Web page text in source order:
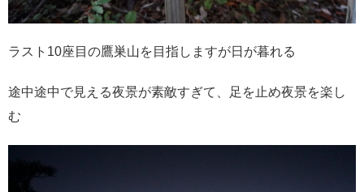
ラスト10座目の鷹巣山を目指しますが日が暮れる
途中途中で見える夜景が素敵すぎて、足を止め夜景を楽し
む